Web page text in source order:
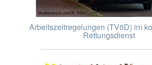
Arbeitszeitregelungen (TVöD) im
Rettungsdienst